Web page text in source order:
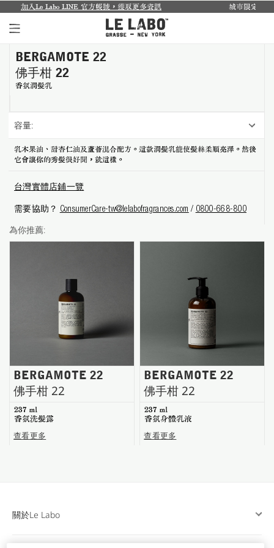
個人香氛系列
室內香氛系列
台南五福商店
LINE 官方帳號，獲取更多資訊 城市限定系列回來了...探索禮
BERGAMOTE 22
佛手柑 22
香氛潤髮乳
容量:
乳木果油、甜杏仁油及蘆薈混合配方。這款潤髮乳能使髮絲柔順亮澤。然後
它會讓你的秀髮很好聞，就這樣。
台灣實體店鋪一覽
需要協助？ ConsumerCare-tw@lelabofragrances.com / 0800-668-800
為你推薦:
BERGAMOTE 22
佛手柑 22
237 ml
香氛洗髮露
查看更多
BERGAMOTE 22
佛手柑 22
237 ml
香氛身體乳液
查看更多
關於Le Labo